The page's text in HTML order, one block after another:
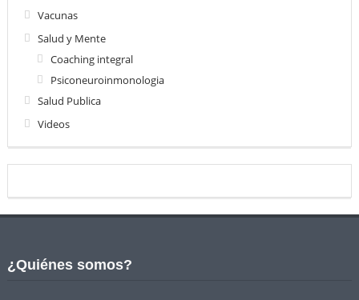
Vacunas
Salud y Mente
Coaching integral
Psiconeuroinmonologia
Salud Publica
Videos
¿Quiénes somos?